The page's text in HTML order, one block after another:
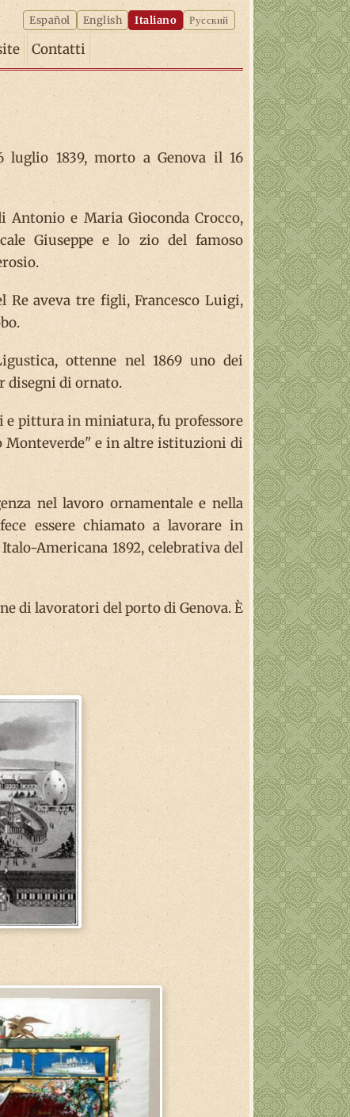
Español English Italiano Русский
Contatti
luglio 1839, morto a Genova il 16
e Maria Gioconda Crocco,
Giuseppe e lo zio del famoso
Re aveva tre figli, Francesco Luigi,
ottenne nel 1869 uno dei
disegni di ornato.
e pittura in miniatura, fu professore
Monteverde" e in altre istituzioni di
nel lavoro ornamentale e nella
essere chiamato a lavorare in
Americana 1892, celebrativa del
di lavoratori del porto di Genova. È